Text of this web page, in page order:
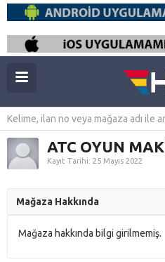
ATC OYUN
Kayıt Tarihi: 25 Mayıs 2022
Mağaza Hakkında
Mağaza hakkında bilgi girilmemiş.